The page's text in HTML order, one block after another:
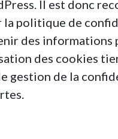
Il est donc
la politique de
des informations
des cookies
gestion de la